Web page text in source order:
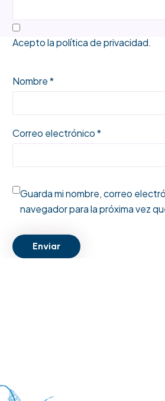
Acepto lapolítica de privacidad.
Nombre *
Correo electrónico *
Guarda mi nombre, correo
navegador para la próxima vez
Enviar